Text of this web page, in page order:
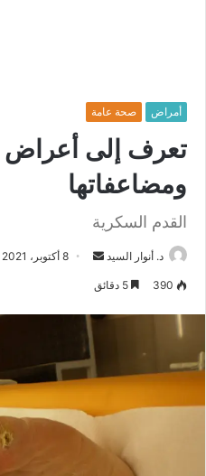
أمراض صحة عامة
تعرف إلى أعراض
ومضاعفاتها
القدم السكرية
د. أنوار السيد
ل
ر
ي
د
8 أكتوبر، 2021
390